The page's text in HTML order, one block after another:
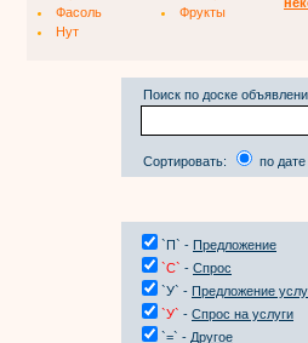
Фасоль
Фрукты
Нут
Поиск по доске
Сортировать: по дате
`П` - Предложение
`С` - Спрос
`У` - Предложение
`У` - Спрос на услуги
`=` - Другое